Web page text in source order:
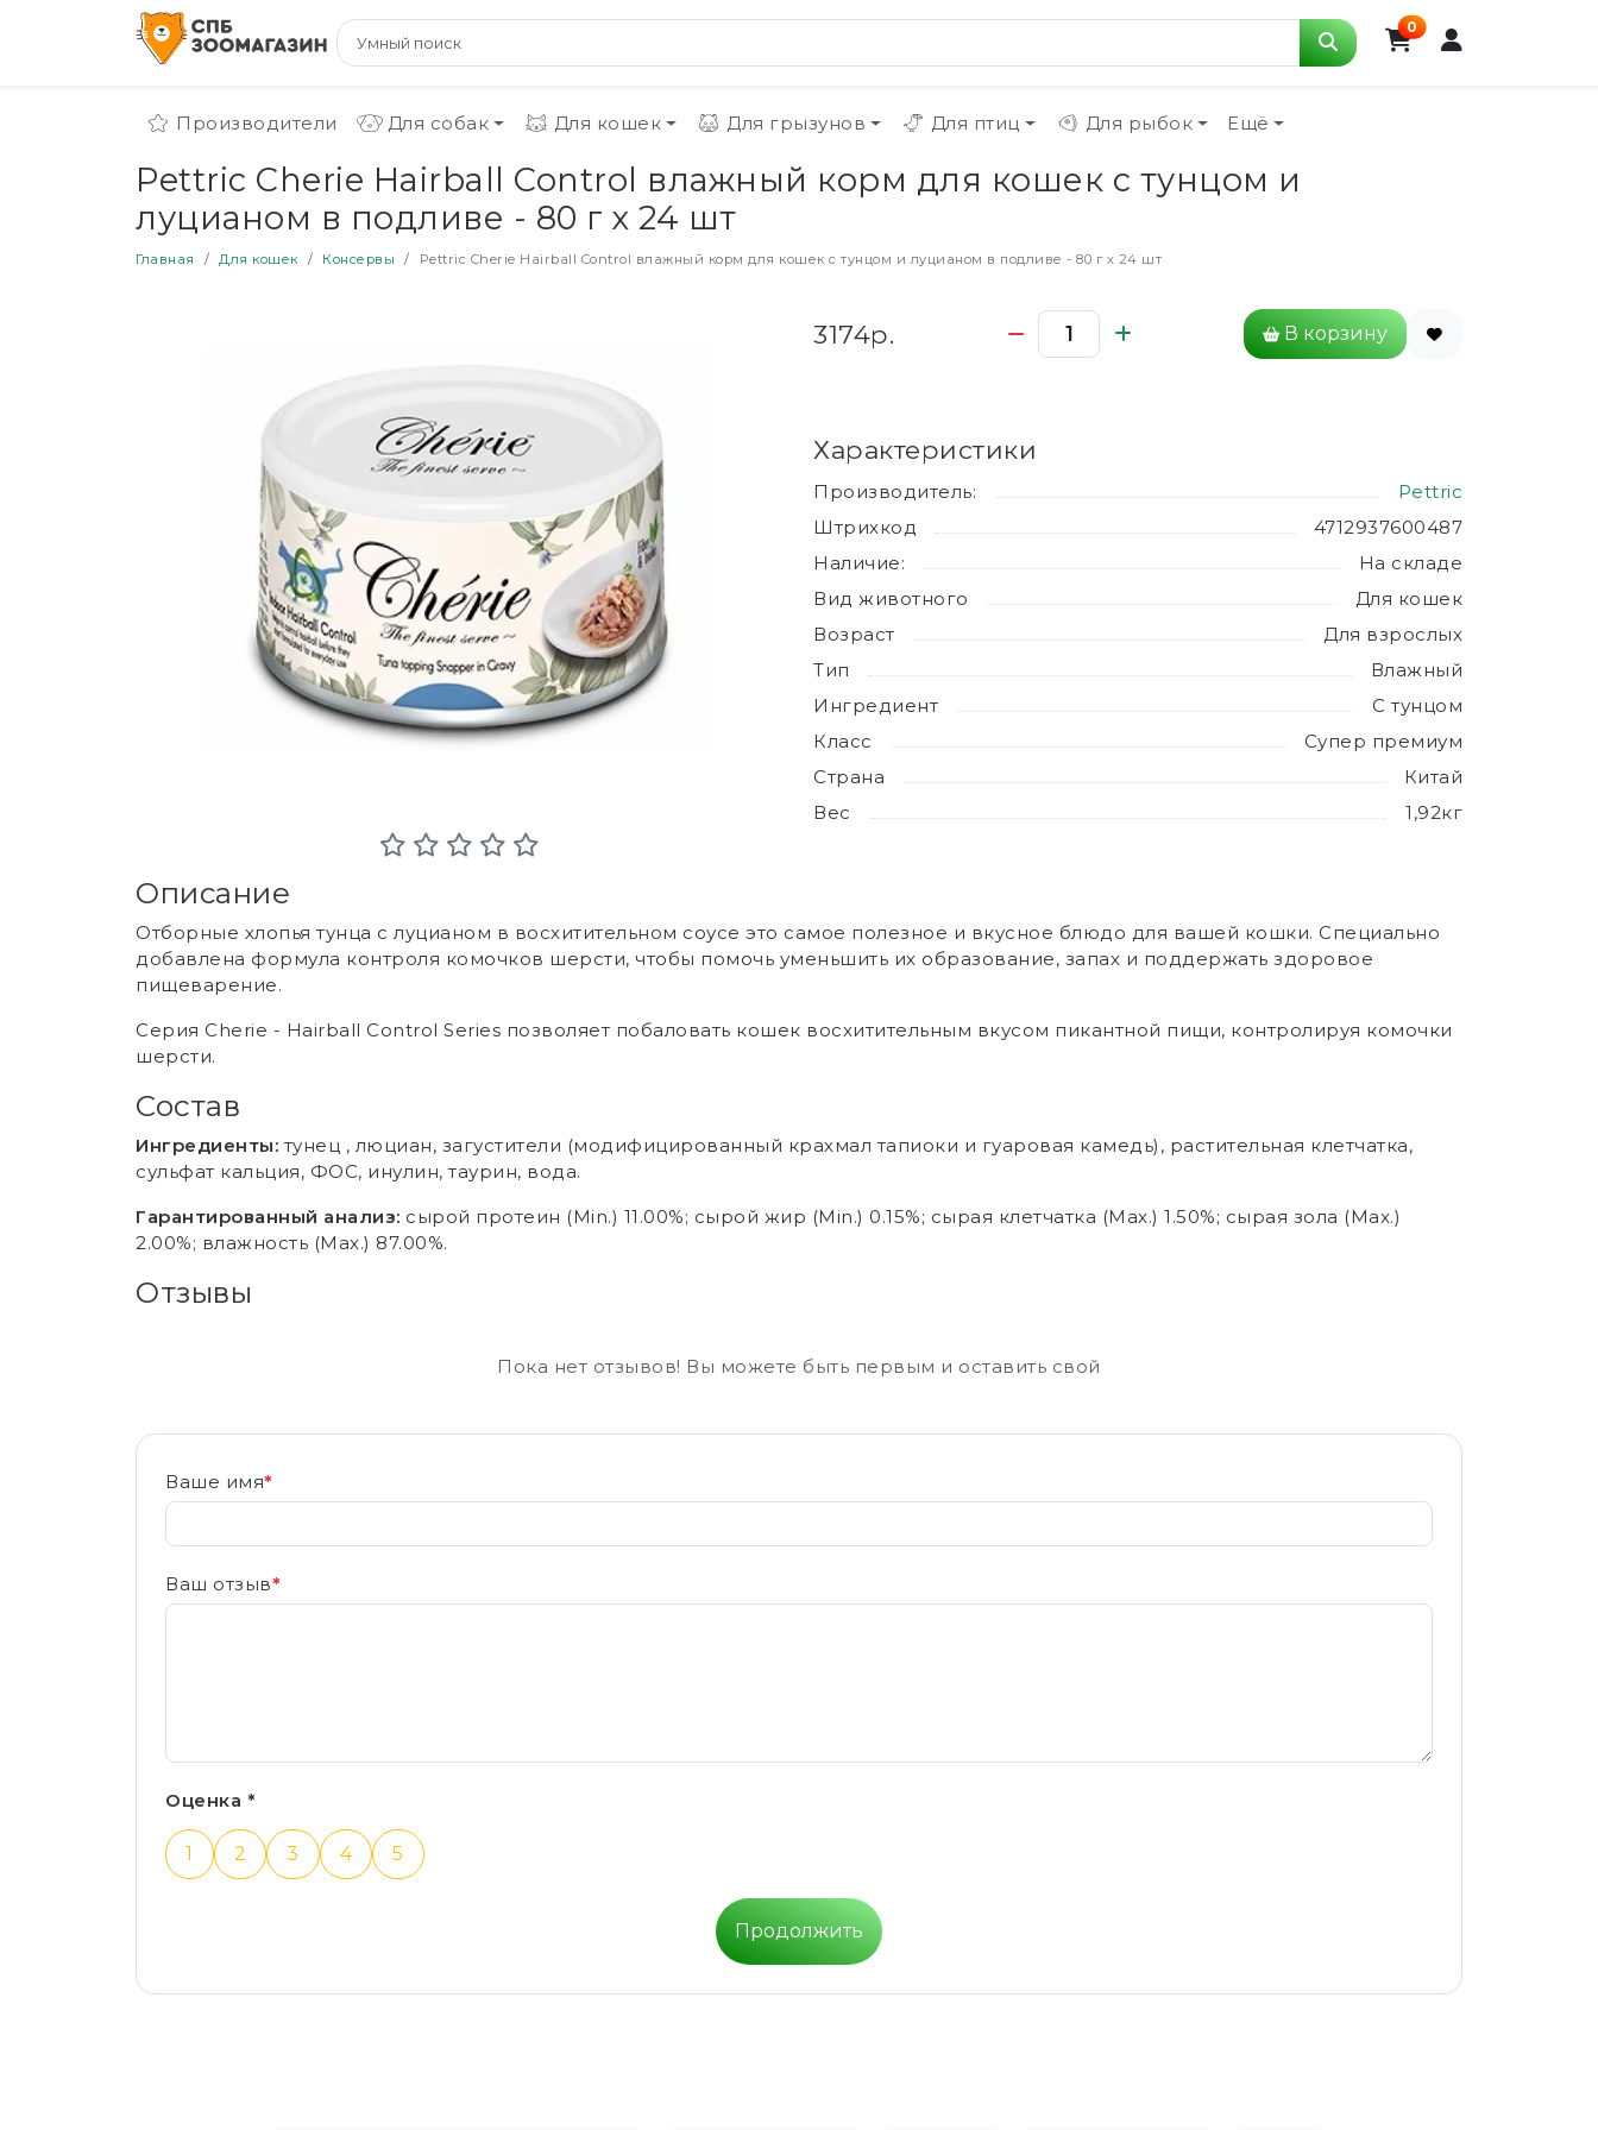
0
Производители Для собак Для кошек Для грызунов Для птиц Для рыбок Ещё
Pettric Cherie Hairball Control влажный корм для кошек с тунцом и
луцианом в подливе - 80 г х 24 шт
Главная Для кошек Консервы Pettric Cherie Hairball Control влажный корм для кошек с тунцом и луцианом в подливе - 80 г х 24 шт
3174р. В корзину
Характеристики
Производитель:
Pettric
Штрихкод
4712937600487
Наличие:
На складе
Вид животного
Для кошек
Возраст
Для взрослых
Тип
Влажный
Ингредиент
С тунцом
Класс
Супер премиум
Страна
Китай
Вес
1,92кг
Описание
Отборные хлопья тунца c луцианом в восхитительном соусе это самое полезное и вкусное блюдо для вашей кошки. Специально
добавлена формула контроля комочков шерсти, чтобы помочь уменьшить их образование, запах и поддержать здоровое
пищеварение.
Серия Cherie - Hairball Control Series позволяет побаловать кошек восхитительным вкусом пикантной пищи, контролируя комочки
шерсти.
Состав
Ингредиенты: тунец , люциан, загустители (модифицированный крахмал тапиоки и гуаровая камедь), растительная клетчатка,
сульфат кальция, ФОС, инулин, таурин, вода.
Гарантированный анализ: сырой протеин (Мin.) 11.00%; сырой жир (Мin.) 0.15%; сырая клетчатка (Мax.) 1.50%; сырая зола (Мax.)
2.00%; влажность (Max.) 87.00%.
Отзывы
Пока нет отзывов! Вы можете быть первым и оставить свой
Ваше имя*
Ваш отзыв*
Оценка *
1 2 3 4 5
Продолжить